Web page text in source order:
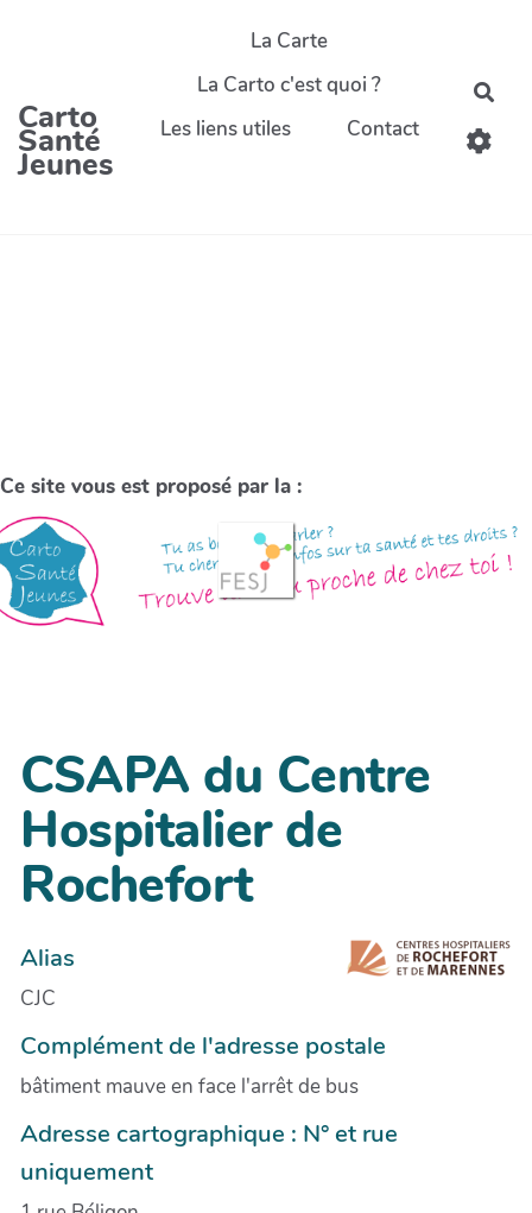
Carto
Santé
Jeunes
La Carte
La Carto c'est quoi ?
Les liens utiles
Contact
Ce site vous est proposé par la :
CSAPA du Centre
Hospitalier de
Rochefort
Alias
CJC
Complément de l'adresse postale
bâtiment mauve en face l'arrêt de bus
Adresse cartographique : N° et rue
uniquement